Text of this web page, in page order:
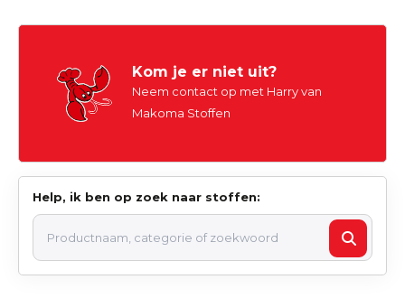
Kom je er niet uit?
Neem contact op met Harry van
Makoma Stoffen
Help, ik ben op zoek naar stoffen: